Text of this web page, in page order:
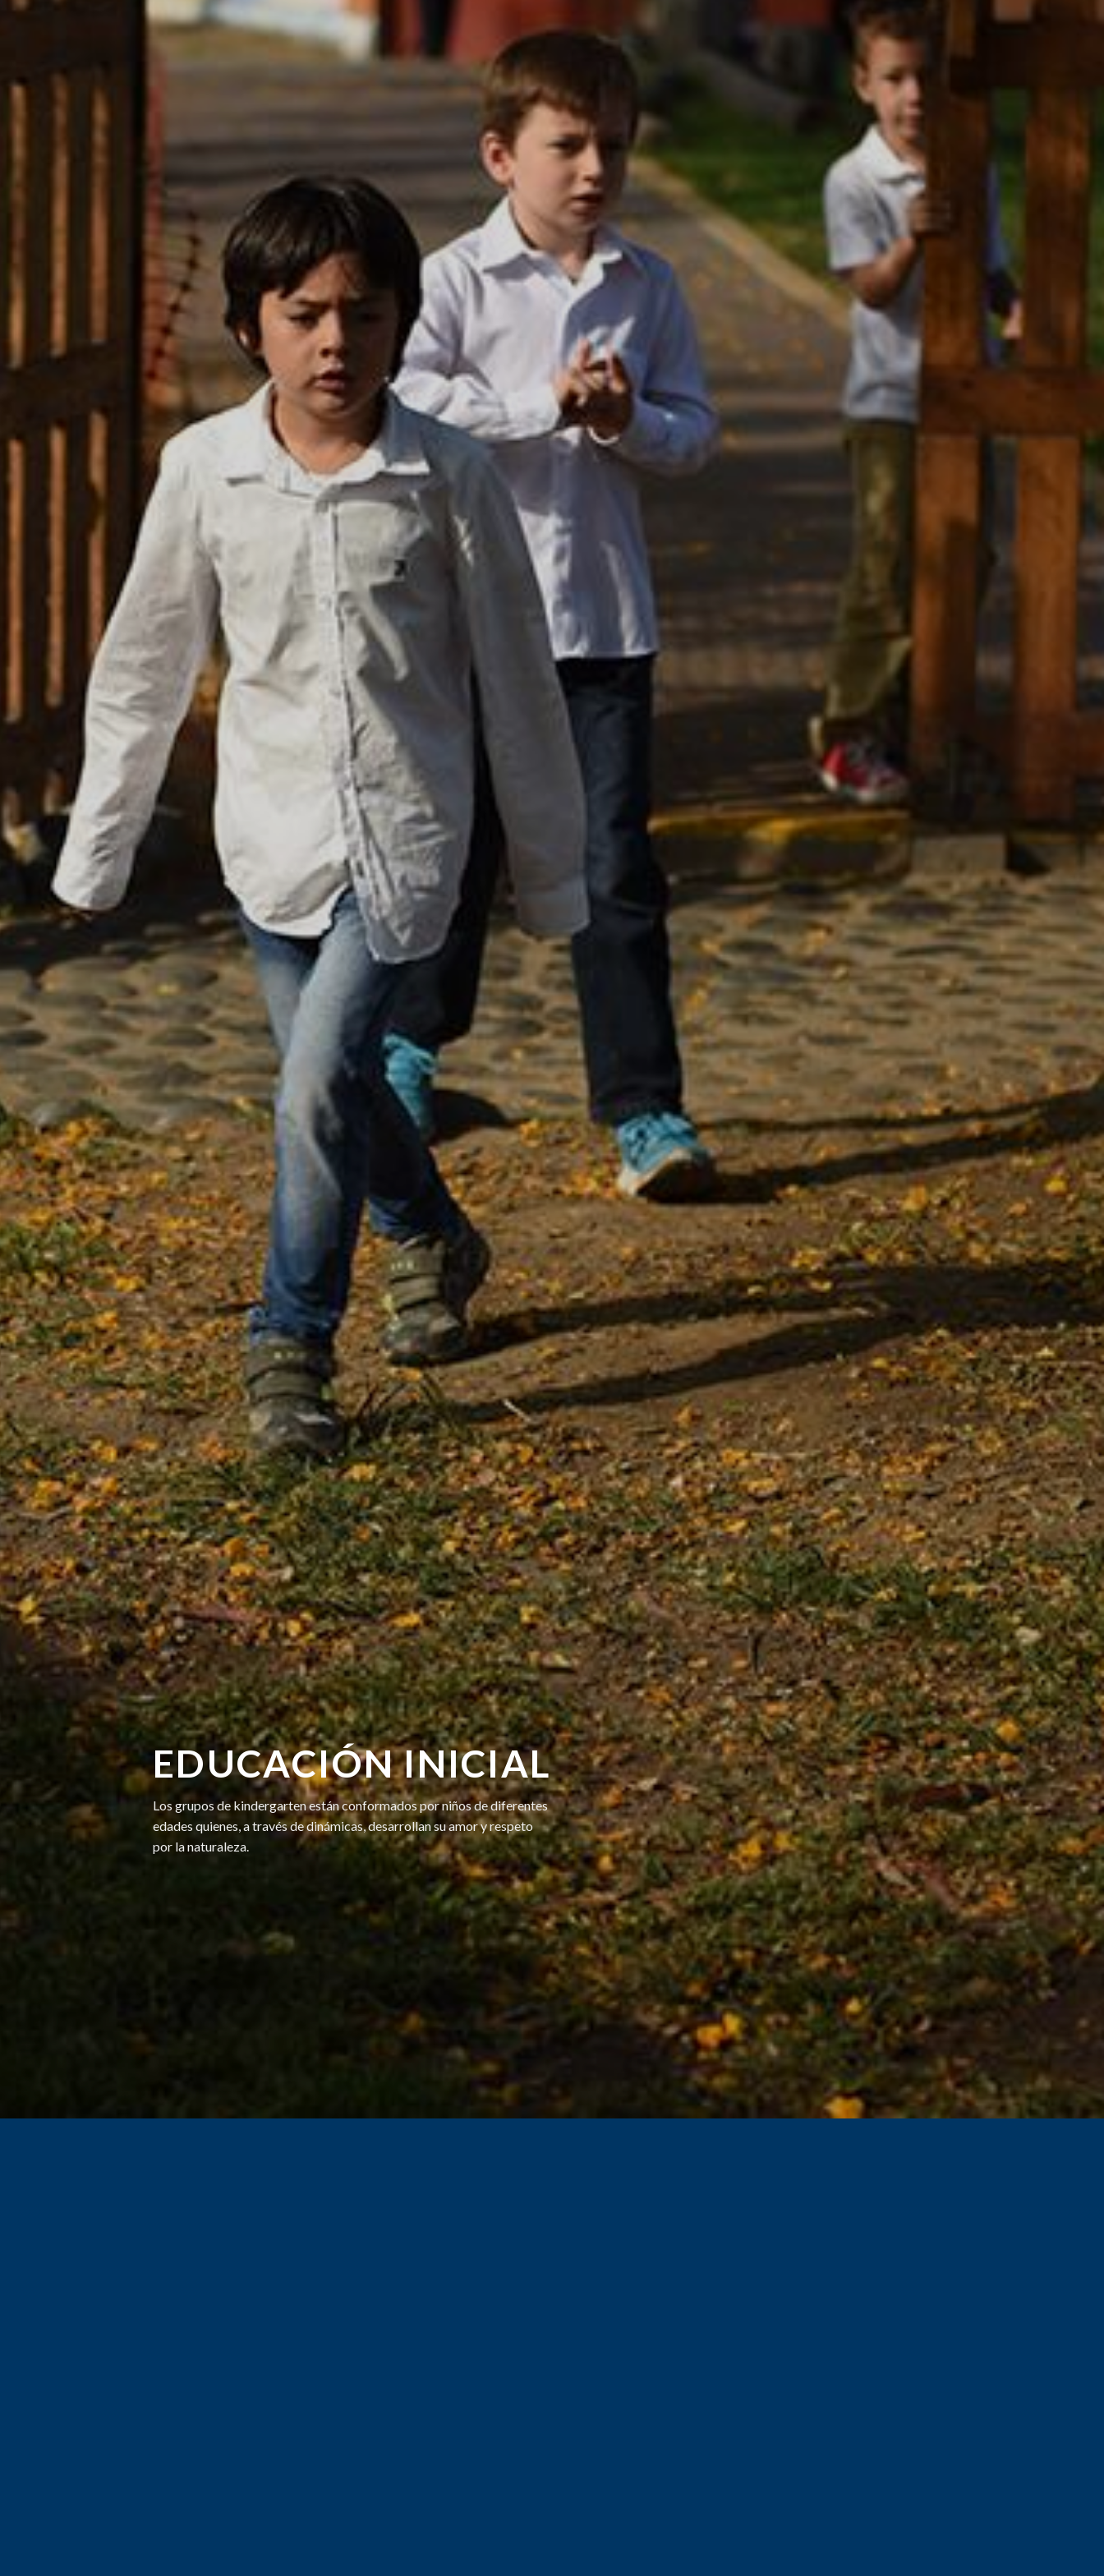
EDUCACIÓN INICIAL
Los grupos de kindergarten están conformados por niños de diferentes
edades quienes, a través de dinámicas, desarrollan su amor y respeto
por la naturaleza.